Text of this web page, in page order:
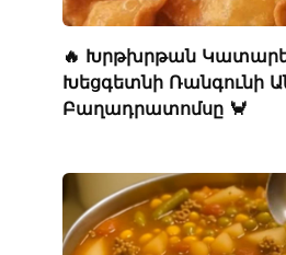
🔥 Խրթխրթան
Խեցգետնի Ռանգունի
Բաղադրատոմսը 🦀